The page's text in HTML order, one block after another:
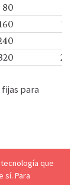
80
100
200
para
que
Para